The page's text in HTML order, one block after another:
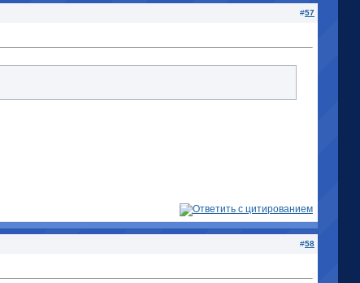
#57
#58